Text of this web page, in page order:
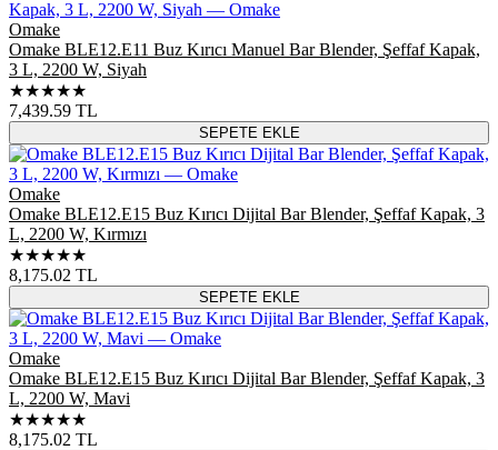
Omake
Omake BLE12.E11 Buz Kırıcı Manuel Bar Blender, Şeffaf Kapak,
3 L, 2200 W, Siyah
★★★★★
7,439.59 TL
SEPETE EKLE
Omake
Omake BLE12.E15 Buz Kırıcı Dijital Bar Blender, Şeffaf Kapak, 3
L, 2200 W, Kırmızı
★★★★★
8,175.02 TL
SEPETE EKLE
Omake
Omake BLE12.E15 Buz Kırıcı Dijital Bar Blender, Şeffaf Kapak, 3
L, 2200 W, Mavi
★★★★★
8,175.02 TL